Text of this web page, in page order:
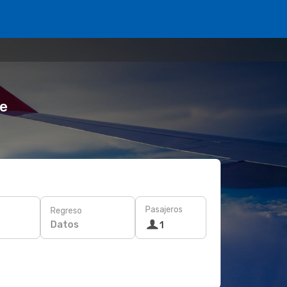
Regreso
Datos
Pasajeros
1